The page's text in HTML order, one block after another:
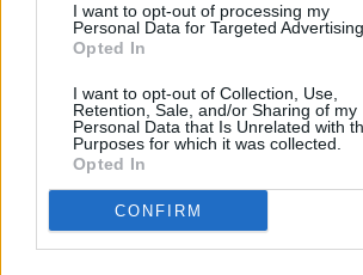
I want to opt-out of processing my
Personal Data for Targeted Advertising.
Opted In
I want to opt-out of Collection, Use,
Retention, Sale, and/or Sharing of my
Personal Data that Is Unrelated with
Purposes for which it was collected.
Opted In
CONFIRM
Prima sport - co nabídne v prvním
vysílacím týdnu
Kdy a kde
naladění na
Parabola.cz- web o satelitní, terestrické a
O webu parabola.cz•O souborech cookies•
Dovolená u moře